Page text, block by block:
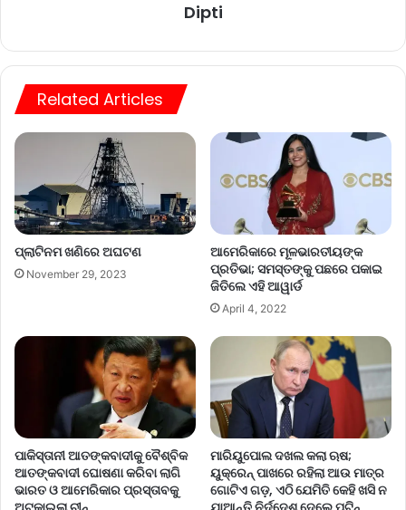
Dipti
Related Articles
ପ୍ଲାଟିନମ ଖଣିରେ ଅଘଟଣ
November 29, 2023
ଆମେରିକାରେ ମୂଳଭାରତୀୟଙ୍କ
ପ୍ରତିଭା; ସମସ୍ତଙ୍କୁ ପଛରେ ପକାଇ
ଜିତିଲେ ଏହି ଆୱାର୍ଡ
April 4, 2022
ପାକିସ୍ତାନୀ ଆତଙ୍କବାଦୀକୁ ବୈଶ୍ବିକ
ଆତଙ୍କବାଦୀ ଘୋଷଣା କରିବା ଲାଗି
ଭାରତ ଓ ଆମେରିକାର ପ୍ରସ୍ତାବକୁ
ମାରିୟୁପୋଲ ଦଖଲ କଲା ଋଷ;
ୟୁକ୍ରେନ୍ ପାଖରେ ରହିଲା ଆଉ ମାତ୍ର
ଗୋଟିଏ ଗଡ଼, ଏଠି ଯେମିତି କେହି ଖସି ନ